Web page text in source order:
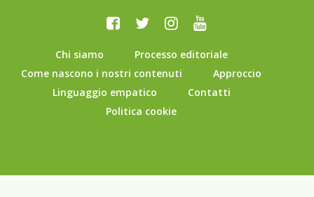
Chi siamo
Processo editoriale
Come nascono i nostri contenuti
Approccio
Linguaggio empatico
Contatti
Politica cookie